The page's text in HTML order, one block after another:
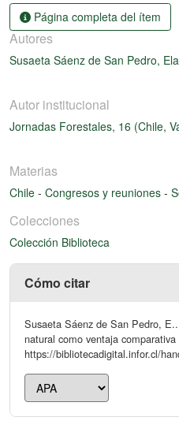
Página completa del ítem
Autores
Susaeta Sáenz de San Pedro,
Autor institucional
Jornadas Forestales, 16 (Chile,
Materias
Chile - Congresos y reuniones -
Colecciones
Colección Biblioteca
Cómo citar
Susaeta Sáenz de San Pedro,
natural como ventaja
https://bibliotecadigital.infor.cl/